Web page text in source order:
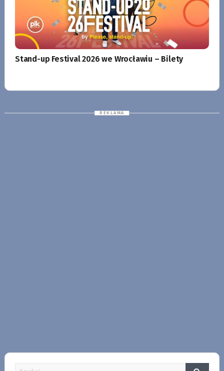
Stand-up Festival 2026 we Wrocławiu – Bilety